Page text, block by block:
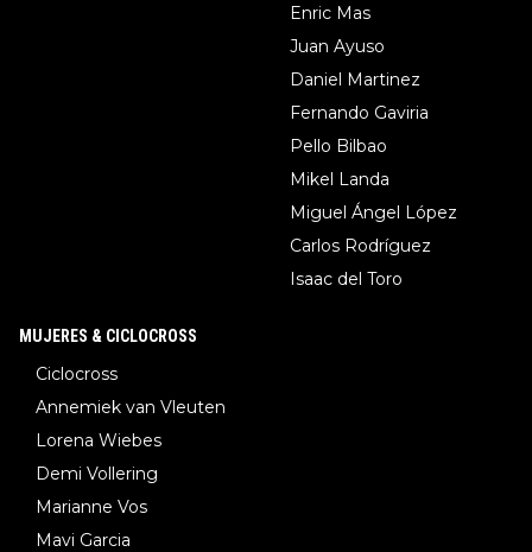
Enric Mas
Juan Ayuso
Daniel Martinez
Fernando Gaviria
Pello Bilbao
Mikel Landa
Miguel Ángel López
Carlos Rodríguez
Isaac del Toro
MUJERES & CICLOCROSS
Ciclocross
Annemiek van Vleuten
Lorena Wiebes
Demi Vollering
Marianne Vos
Mavi Garcia